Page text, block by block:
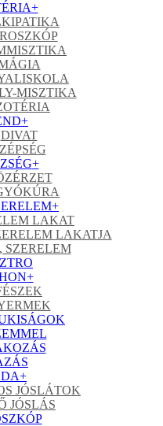
+
MISZTIKA
+
DIVAT
+
+
LAKAT
LAKATJA
SZERELEM
+
+
JÓSLÁTOK
JÓSLÁS